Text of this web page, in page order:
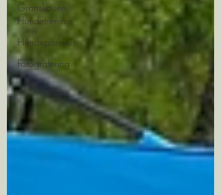
Granskauen
Hundetrening
Hundeparkour
Fotografering